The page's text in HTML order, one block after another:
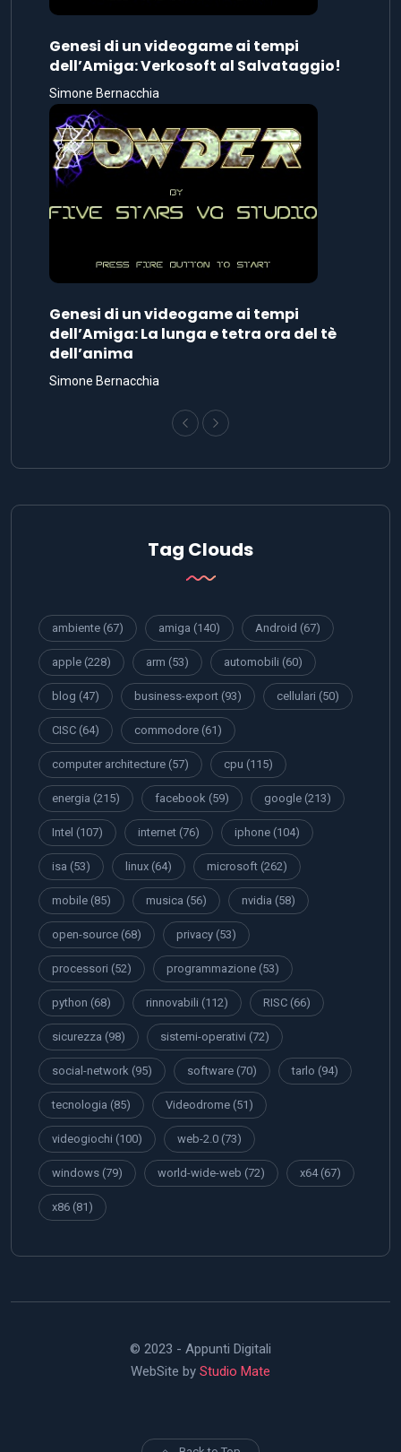
Genesi di un videogame ai tempi
dell’Amiga: Verkosoft al Salvataggio!
Simone Bernacchia
Genesi di un videogame ai tempi
dell’Amiga: La lunga e tetra ora del tè
dell’anima
Simone Bernacchia
Tag Clouds
ambiente (67) amiga (140) Android (67)
apple (228) arm (53) automobili (60)
blog (47) business-export (93) cellulari (50)
CISC (64) commodore (61)
computer architecture (57) cpu (115)
energia (215) facebook (59) google (213)
Intel (107) internet (76) iphone (104)
isa (53) linux (64) microsoft (262)
mobile (85) musica (56) nvidia (58)
open-source (68) privacy (53)
processori (52) programmazione (53)
python (68) rinnovabili (112) RISC (66)
sicurezza (98) sistemi-operativi (72)
social-network (95) software (70) tarlo (94)
tecnologia (85) Videodrome (51)
videogiochi (100) web-2.0 (73)
windows (79) world-wide-web (72) x64(67)
x86 (81)
© 2023 - Appunti Digitali
WebSite by Studio Mate